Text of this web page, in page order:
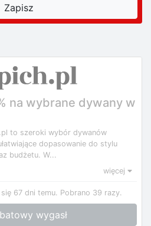
na wybrane dywany w
to szeroki wybór dywanów
dopasowanie do stylu
budżetu. W...
więcej
67 dni temu. Pobrano 39 razy.
wygasł